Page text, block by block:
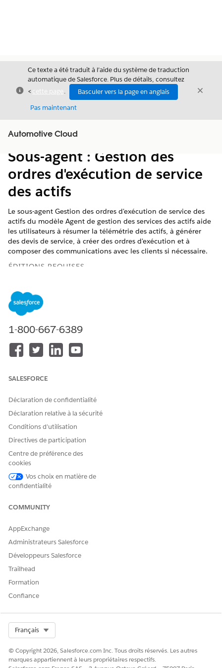
Fermer
Ce texte a été traduit à l’aide du système de traduction
automatique de Salesforce. Plus de détails, consultez
<cette page .
Basculer vers la page en anglais
Pas maintenant
Fermer
Automotive CloudAfficher la table des matières
Table des
Sous-agent : Gestion des
ordres d'exécution de service
des actifs
Le sous-agent Gestion des ordres d'exécution de service des
actifs du modèle Agent de gestion des services des actifs aide
les utilisateurs à résumer la télémétrie des actifs, à générer
des devis de service, à créer des ordres d'exécution et à
composer des communications avec les clients si nécessaire.
ÉDITIONS REQUISES
Disponible avec : Lightning Experience
Disponible avec : les éditions
Unlimited
pour Automotive ou inclus dans Agentforce 1 Automotive
Edition. Nécessite que chaque utilisateur dispose du
complément Agentforce pour Automotive pour accéder à
l'action.
d'exécution de service d'actif.
CET ARTICLE A-T-IL RÉSOLU VOTRE PROBLÈME ?
Dites-nous ce que nous pouvons améliorer !
1-800-667-6389
SALESFORCE
Déclaration de confidentialité
Déclaration relative à la sécurité
Conditions d’utilisation
Directives de participation
Centre de préférence des
cookies
Vos choix en matière de
confidentialité
COMMUNITY
AppExchange
Administrateurs Salesforce
Développeurs Salesforce
Trailhead
Formation
Confiance
Français
© Copyright 2026, Salesforce.com Inc. Tous droits réservés. Les autres
marques appartiennent à leurs propriétaires respectifs.